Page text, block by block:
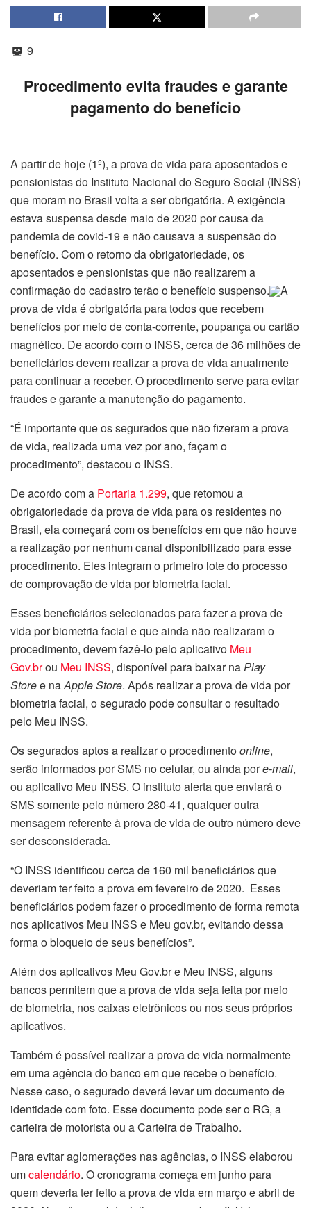
9
Procedimento evita fraudes e garante
pagamento do benefício
A partir de hoje (1º), a prova de vida para aposentados e
pensionistas do Instituto Nacional do Seguro Social (INSS)
que moram no Brasil volta a ser obrigatória. A exigência
estava suspensa desde maio de 2020 por causa da
pandemia de covid-19 e não causava a suspensão do
benefício. Com o retorno da obrigatoriedade, os
aposentados e pensionistas que não realizarem a
confirmação do cadastro terão o benefício suspenso.
A
prova de vida é obrigatória para todos que recebem
benefícios por meio de conta-corrente, poupança ou cartão
magnético. De acordo com o INSS, cerca de 36 milhões de
beneficiários devem realizar a prova de vida anualmente
para continuar a receber. O procedimento serve para evitar
fraudes e garante a manutenção do pagamento.
“É importante que os segurados que não fizeram a prova
de vida, realizada uma vez por ano, façam o
procedimento”, destacou o INSS.
De acordo com a Portaria 1.299, que retomou a
obrigatoriedade da prova de vida para os residentes no
Brasil, ela começará com os benefícios em que não houve
a realização por nenhum canal disponibilizado para esse
procedimento. Eles integram o primeiro lote do processo
de comprovação de vida por biometria facial.
Esses beneficiários selecionados para fazer a prova de
vida por biometria facial e que ainda não realizaram o
procedimento, devem fazê-lo pelo aplicativo Meu
Gov.brou Meu INSS, disponível para baixar na Play
Storee naApple Store. Após realizar a prova de vida por
biometria facial, o segurado pode consultar o resultado
pelo Meu INSS.
Os segurados aptos a realizar o procedimentoonline,
serão informados por SMS no celular, ou ainda pore-mail,
ou aplicativo Meu INSS. O instituto alerta que enviará o
SMS somente pelo número 280-41, qualquer outra
mensagem referente à prova de vida de outro número deve
ser desconsiderada.
“O INSS identificou cerca de 160 mil beneficiários que
deveriam ter feito a prova em fevereiro de 2020. Esses
beneficiários podem fazer o procedimento de forma remota
nos aplicativos Meu INSS e Meu gov.br, evitando dessa
forma o bloqueio de seus benefícios”.
Além dos aplicativos Meu Gov.br e Meu INSS, alguns
bancos permitem que a prova de vida seja feita por meio
de biometria, nos caixas eletrônicos ou nos seus próprios
aplicativos.
Também é possível realizar a prova de vida normalmente
em uma agência do banco em que recebe o benefício.
Nesse caso, o segurado deverá levar um documento de
identidade com foto. Esse documento pode ser o RG, a
carteira de motorista ou a Carteira de Trabalho.
Para evitar aglomerações nas agências, o INSS elaborou
umcalendário. O cronograma começa em junho para
quem deveria ter feito a prova de vida em março e abril de